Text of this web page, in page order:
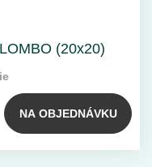
(20x20)
NA OBJEDNÁVKU